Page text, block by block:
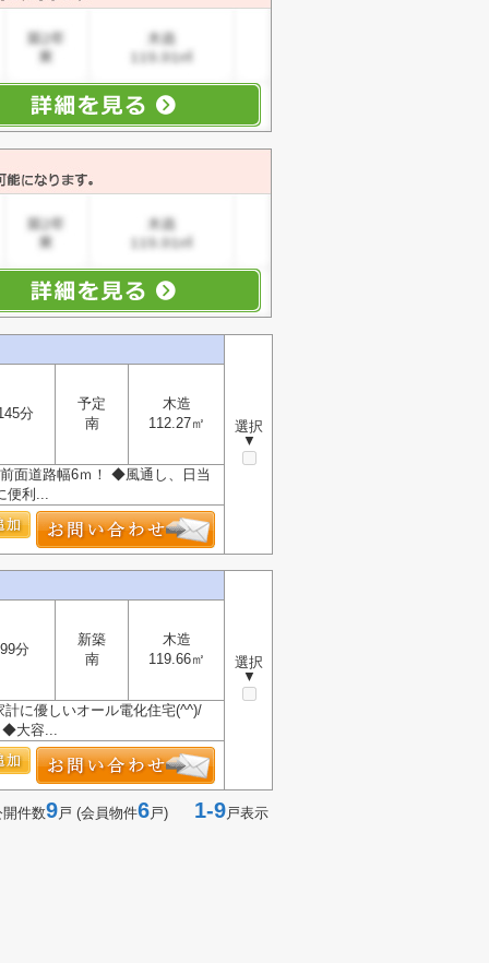
選択
▼
分
予定
南
木造
112.27㎡
面道路幅6ｍ！ ◆風通し、日当
便利...
選択
▼
分
新築
南
木造
119.66㎡
に優しいオール電化住宅(^^)/
◆大容...
開件数9戸 (会員物件6戸) 1-9戸表示